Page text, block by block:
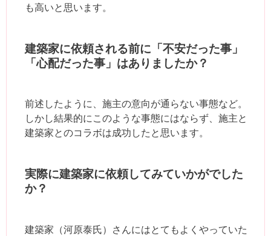
も高いと思います。
建築家に依頼される前に「不安だった事」
「心配だった事」はありましたか？
前述したように、施主の意向が通らない事態など。
しかし結果的にこのような事態にはならず、施主と
建築家とのコラボは成功したと思います。
実際に建築家に依頼してみていかがでした
か？
建築家（河原泰氏）さんにはとてもよくやっていた